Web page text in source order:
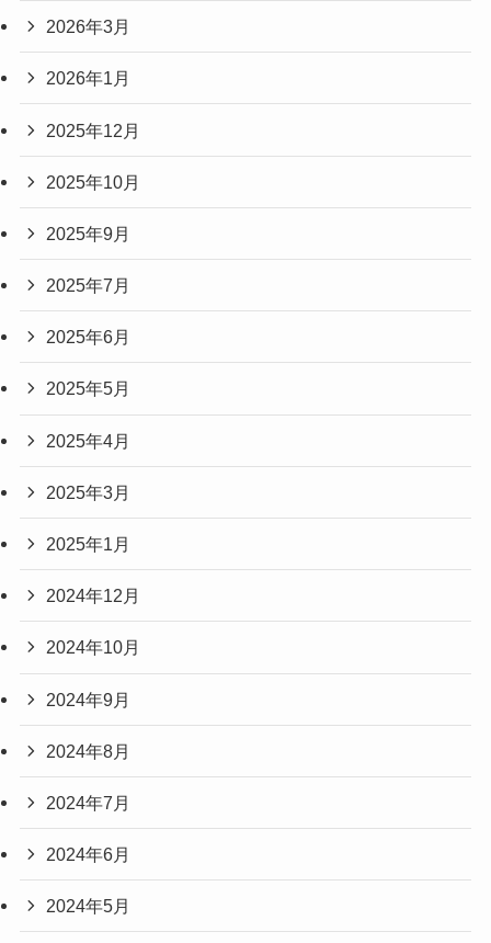
2026年3月
2026年1月
2025年12月
2025年10月
2025年9月
2025年7月
2025年6月
2025年5月
2025年4月
2025年3月
2025年1月
2024年12月
2024年10月
2024年9月
2024年8月
2024年7月
2024年6月
2024年5月